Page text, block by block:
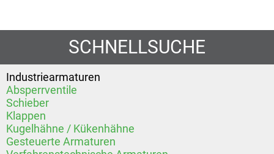
SCHNELLSUCHE
Industriearmaturen
Absperrventile
Schieber
Klappen
Kugelhähne / Kükenhähne
Gesteuerte Armaturen